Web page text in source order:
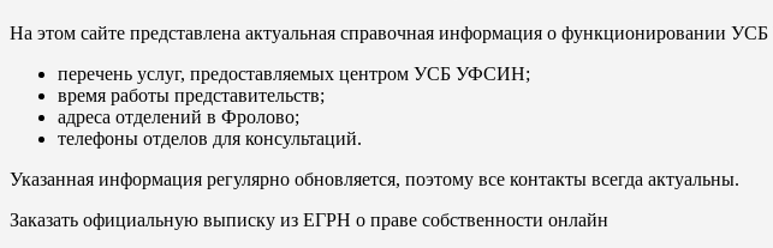
На этом сайте представлена актуальная справочная информация о функционировании
перечень услуг, предоставляемых центром УСБ УФСИН;
время работы представительств;
адреса отделений в Фролово;
телефоны отделов для консультаций.
Указанная информация регулярно обновляется, поэтому все контакты всегда актуальны.
Заказать официальную выписку из ЕГРН о праве собственности онлайн